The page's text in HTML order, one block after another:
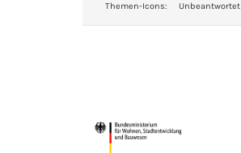
Themen-Icons:
Unbeantwortet